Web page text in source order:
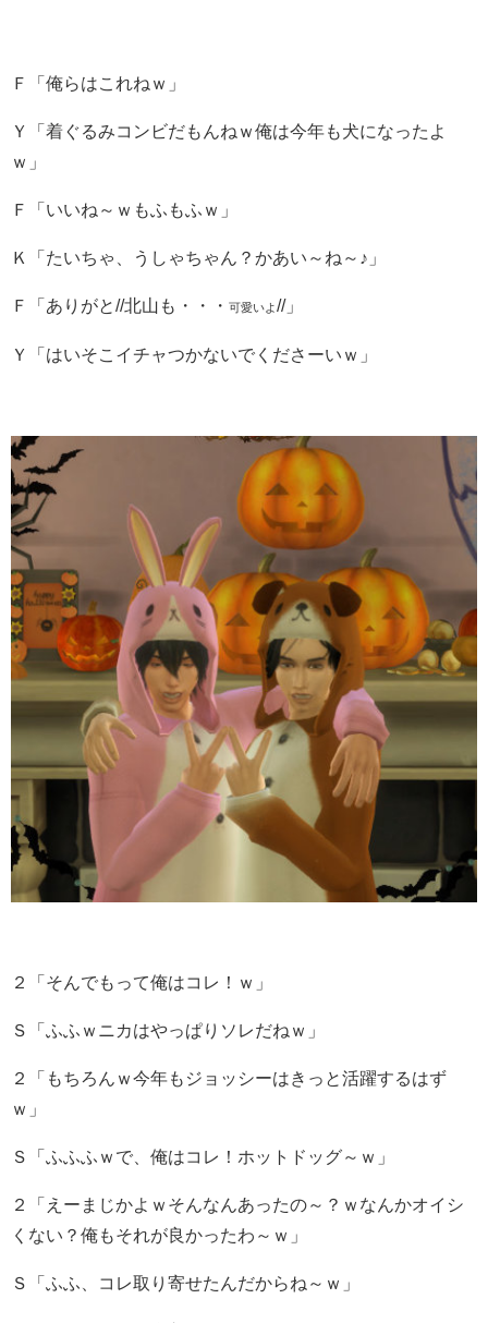
Ｆ「俺らはこれねｗ」
Ｙ「着ぐるみコンビだもんねｗ俺は今年も犬になったよ
ｗ」
Ｆ「いいね～ｗもふもふｗ」
Ｋ「たいちゃ、うしゃちゃん？かあい～ね～♪」
Ｆ「ありがと//北山も・・・ 可愛いよ//」
Ｙ「はいそこイチャつかないでくださーいｗ」
２「そんでもって俺はコレ！ｗ」
Ｓ「ふふｗニカはやっぱりソレだねｗ」
２「もちろんｗ今年もジョッシーはきっと活躍するはず
ｗ」
Ｓ「ふふふｗで、俺はコレ！ホットドッグ～ｗ」
２「えーまじかよｗそんなんあったの～？ｗなんかオイシ
くない？俺もそれが良かったわ～ｗ」
Ｓ「ふふ、コレ取り寄せたんだからね～ｗ」